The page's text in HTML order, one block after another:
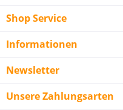
Shop Service
Informationen
Newsletter
Unsere Zahlungsarten